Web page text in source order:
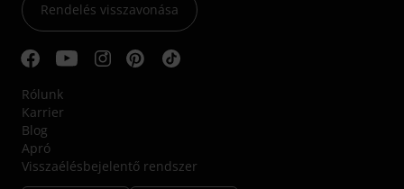
Rendelés visszavonása
Rólunk
Karrier
Blog
Apró
Visszaélésbejelentő rendszer